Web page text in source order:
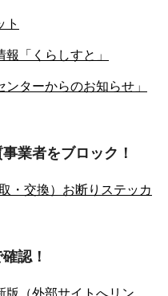
ト
「くらしすと」
ターからのお知らせ」
業者をブロック！
・交換）お断りステッカ
認！
版（外部サイトへリン